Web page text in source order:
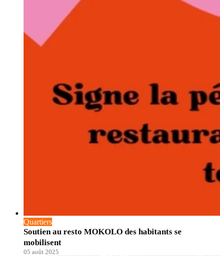
Quartiers
Soutien au resto MOKOLO des habitants se
mobilisent
05 août 2025